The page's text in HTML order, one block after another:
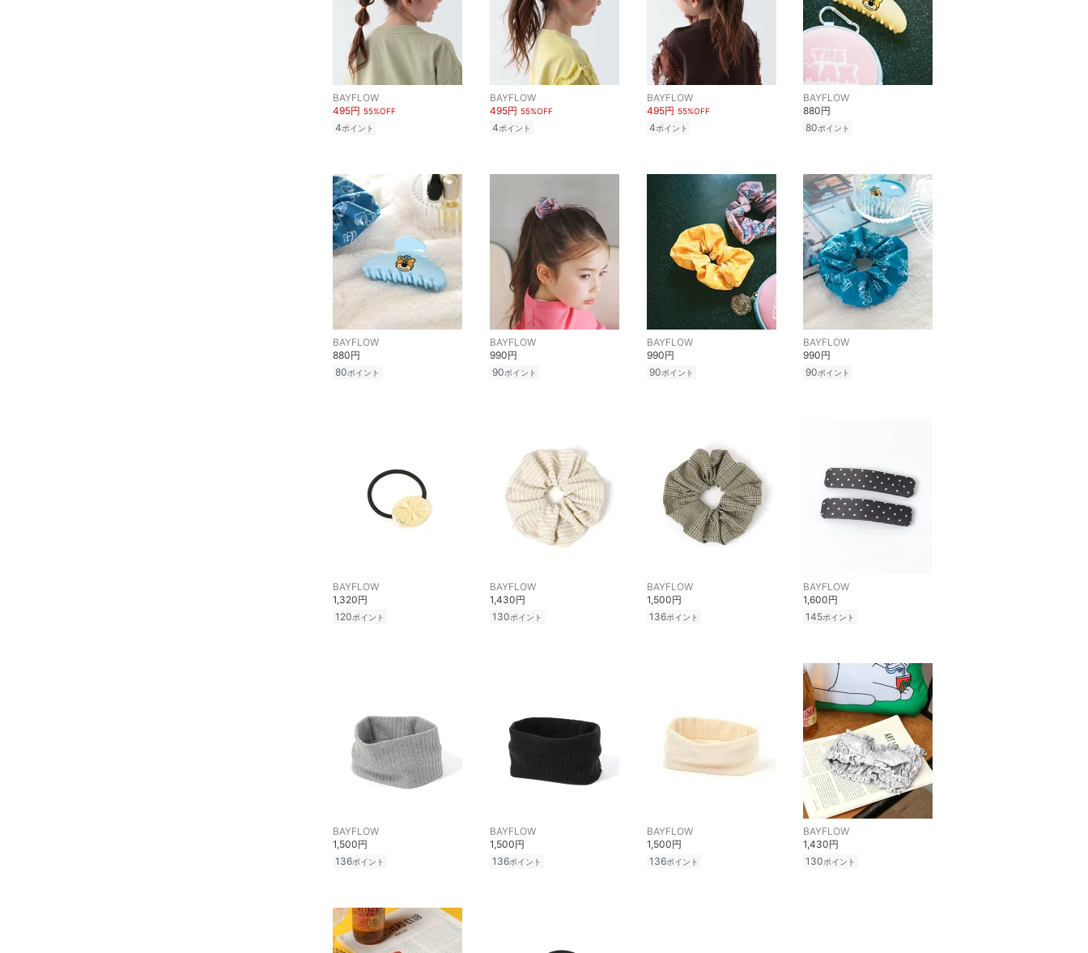
BAYFLOW
495円 55%OFF
4ポイント
BAYFLOW
495円 55%OFF
4ポイント
BAYFLOW
495円 55%OFF
4ポイント
BAYFLOW
880円
80ポイント
BAYFLOW
880円
80ポイント
BAYFLOW
990円
90ポイント
BAYFLOW
990円
90ポイント
BAYFLOW
990円
90ポイント
BAYFLOW
1,320円
120ポイント
BAYFLOW
1,430円
130ポイント
BAYFLOW
1,500円
136ポイント
BAYFLOW
1,600円
145ポイント
BAYFLOW
1,500円
136ポイント
BAYFLOW
1,500円
136ポイント
BAYFLOW
1,500円
136ポイント
BAYFLOW
1,430円
130ポイント